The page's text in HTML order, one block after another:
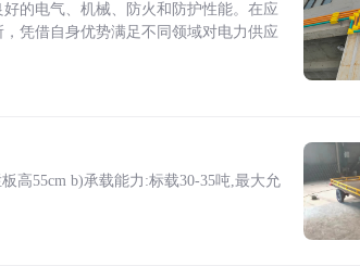
的电气、机械、防火和防护性能。在应
凭借自身优势满足不同领域对电力供应
高55cm b)承载能力:标载30-35吨,最大允